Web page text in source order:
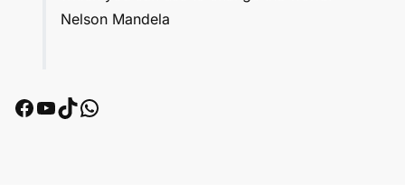
Nelson Mandela
Facebook
YouTube
TikTok